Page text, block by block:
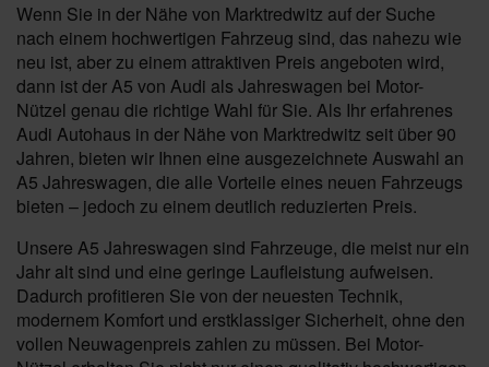
Wenn Sie in der Nähe von Marktredwitz auf der Suche
nach einem hochwertigen Fahrzeug sind, das nahezu wie
neu ist, aber zu einem attraktiven Preis angeboten wird,
dann ist der A5 von Audi als Jahreswagen bei Motor-
Nützel genau die richtige Wahl für Sie. Als Ihr erfahrenes
Audi Autohaus in der Nähe von Marktredwitz seit über 90
Jahren, bieten wir Ihnen eine ausgezeichnete Auswahl an
A5 Jahreswagen, die alle Vorteile eines neuen Fahrzeugs
bieten – jedoch zu einem deutlich reduzierten Preis.
Unsere A5 Jahreswagen sind Fahrzeuge, die meist nur ein
Jahr alt sind und eine geringe Laufleistung aufweisen.
Dadurch profitieren Sie von der neuesten Technik,
modernem Komfort und erstklassiger Sicherheit, ohne den
vollen Neuwagenpreis zahlen zu müssen. Bei Motor-